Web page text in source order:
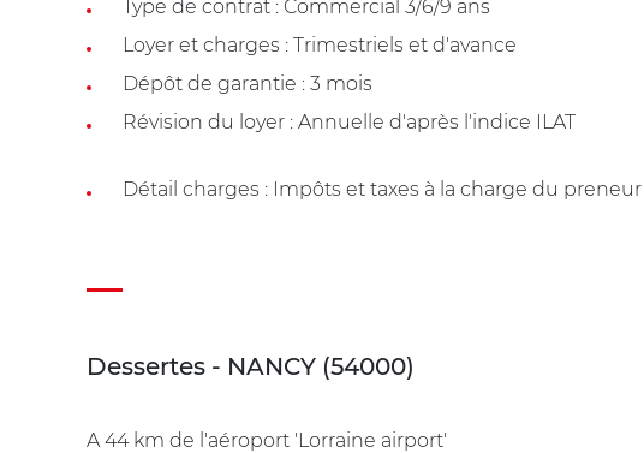
Type de contrat : Commercial 3/6/9 ans
Loyer et charges : Trimestriels et d'avance
Dépôt de garantie : 3 mois
Révision du loyer : Annuelle d'après l'indice ILAT
Détail charges : Impôts et taxes à la charge du preneur
Dessertes - NANCY (54000)
A 44 km de l'aéroport 'Lorraine airport'